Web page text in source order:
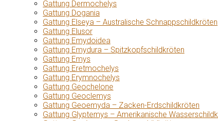
Gattung Dermochelys
Gattung Dogania
Gattung Elseya – Australische Schnappschildkröten
Gattung Elusor
Gattung Emydoidea
Gattung Emydura – Spitzkopfschildkröten
Gattung Emys
Gattung Eretmochelys
Gattung Erymnochelys
Gattung Geochelone
Gattung Geoclemys
Gattung Geoemyda – Zacken-Erdschildkröten
Gattung Glyptemys – Amerikanische